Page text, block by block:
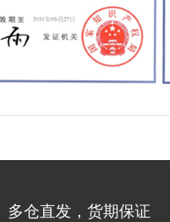
多仓直发，货期保证